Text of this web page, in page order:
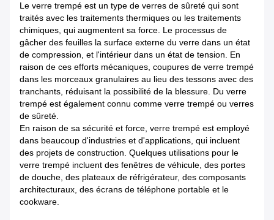
Le verre trempé est un type de verres de sûreté qui sont
traités avec les traitements thermiques ou les traitements
chimiques, qui augmentent sa force. Le processus de
gâcher des feuilles la surface externe du verre dans un état
de compression, et l'intérieur dans un état de tension. En
raison de ces efforts mécaniques, coupures de verre trempé
dans les morceaux granulaires au lieu des tessons avec des
tranchants, réduisant la possibilité de la blessure. Du verre
trempé est également connu comme verre trempé ou verres
de sûreté.
En raison de sa sécurité et force, verre trempé est employé
dans beaucoup d'industries et d'applications, qui incluent
des projets de construction. Quelques utilisations pour le
verre trempé incluent des fenêtres de véhicule, des portes
de douche, des plateaux de réfrigérateur, des composants
architecturaux, des écrans de téléphone portable et le
cookware.